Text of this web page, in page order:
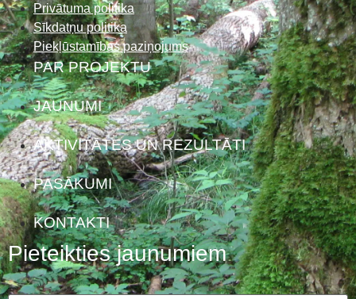
Privātuma politika
Sīkdatņu politika
Piekļūstamības paziņojums
PAR PROJEKTU
JAUNUMI
AKTIVITĀTES UN REZULTĀTI
PASĀKUMI
KONTAKTI
Pieteikties jaunumiem